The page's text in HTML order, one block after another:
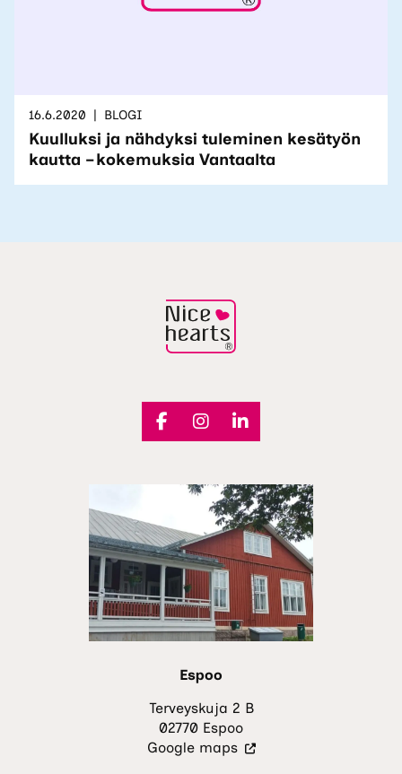
16.6.2020 BLOGI
Kuulluksi ja nähdyksi tuleminen kesätyön
kautta – kokemuksia Vantaalta
Espoo
Terveyskuja 2 B
02770 Espoo
Google maps(Vieraile